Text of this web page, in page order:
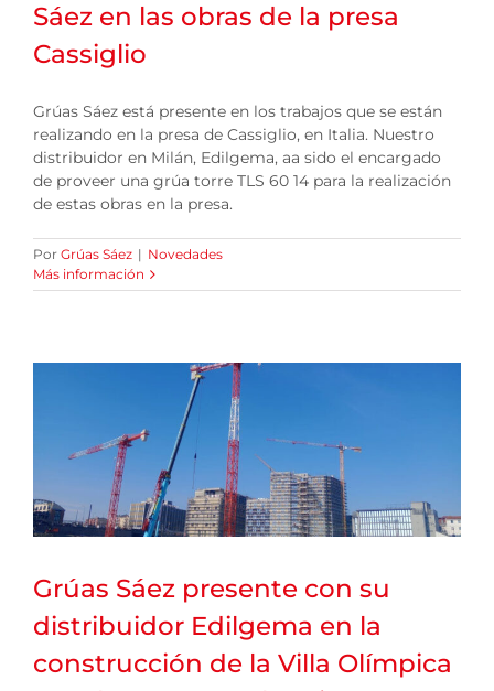
Sáez en las obras de la presa
Cassiglio
Grúas Sáez está presente en los trabajos que se están
realizando en la presa de Cassiglio, en Italia. Nuestro
distribuidor en Milán, Edilgema, aa sido el encargado
de proveer una grúa torre TLS 60 14 para la realización
de estas obras en la presa.
Por Grúas Sáez | Novedades
Más información
Grúas Sáez presente con su
distribuidor Edilgema en la
construcción de la Villa Olímpica